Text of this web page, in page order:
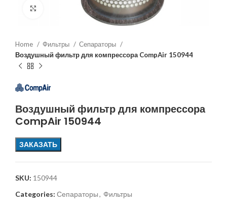
Home Фильтры
Сепараторы
Воздушный фильтр для компрессора CompAir 150944
Воздушный фильтр для компрессора
CompAir 150944
ЗАКАЗАТЬ
SKU: 150944
Categories: Сепараторы, Фильтры